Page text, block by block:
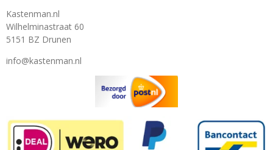
Kastenman.nl
Wilhelminastraat 60
5151 BZ Drunen
info@kastenman.nl